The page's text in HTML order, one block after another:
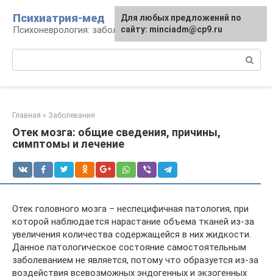
контенту
Психиатрия-мед
Психоневрология: заболевания и терапия
Главная » Заболевания
Отек мозга: общие сведения, причины,
симптомы и лечение
Отек головного мозга – неспецифичная патология, при
которой наблюдается нарастание объема тканей из-за
увеличения количества содержащейся в них жидкости.
Данное патологическое состояние самостоятельным
заболеванием не является, потому что образуется из-за
воздействия всевозможных эндогенных и экзогенных
Для любых предложений по
сайту: minciadm@cp9.ru